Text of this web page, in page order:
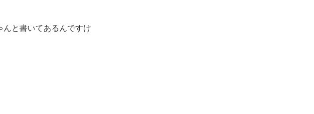
と書いてあるんですけ